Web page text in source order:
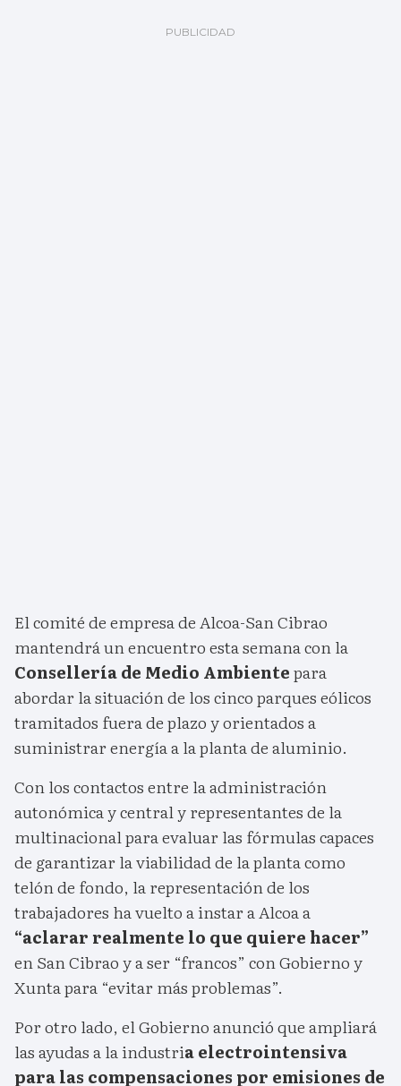
El comité de empresa de Alcoa-San Cibrao
mantendrá un encuentro esta semana con la
Consellería de Medio Ambientepara
abordar la situación de los cinco parques eólicos
tramitados fuera de plazo y orientados a
suministrar energía a la planta de aluminio.
Con los contactos entre la administración
autonómica y central y representantes de la
multinacional para evaluar las fórmulas capaces
de garantizar la viabilidad de la planta como
telón de fondo, la representación de los
trabajadores ha vuelto a instar a Alcoa a
“aclarar realmente lo que quiere hacer”
en San Cibrao y a ser “francos” con Gobierno y
Xunta para “evitar más problemas”.
Por otro lado, el Gobierno anunció que ampliará
las ayudas a la industria electrointensiva
para las compensaciones por emisiones de